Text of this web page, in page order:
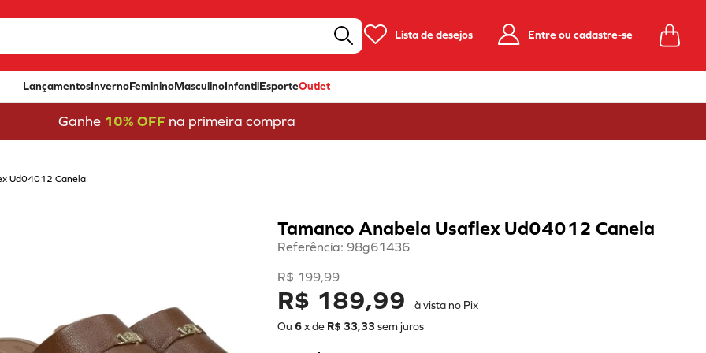
Lista de desejos Entre ou cadastre-se
LançamentosInvernoFemininoMasculinoInfantilEsporteOutlet
Ganhe 10% OFFna primeira compra
Ud04012 Canela
Tamanco Anabela Usaflex Ud04012 Canela
Referência: 98g61436
R$ 199,99
R$ 189,99
à vista no Pix
Ou6x de R$ 33,33 sem juros